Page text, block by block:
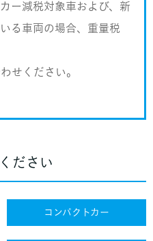
ー減税対象車および、新
る車両の場合、重量税
せください。
ださい
コンパクトカー